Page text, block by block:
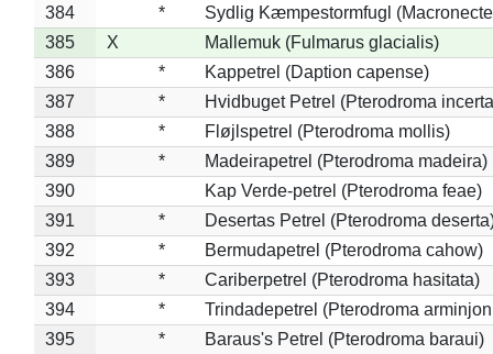
384
*
Sydlig Kæmpestormfugl
385
X
Mallemuk (Fulmarus glacialis)
386
*
Kappetrel (Daption capense)
387
*
Hvidbuget Petrel (Pterodroma
388
*
Fløjlspetrel (Pterodroma mollis)
389
*
Madeirapetrel (Pterodroma madeira)
390
Kap Verde-petrel (Pterodroma feae)
391
*
Desertas Petrel (Pterodroma
392
*
Bermudapetrel (Pterodroma cahow)
393
*
Cariberpetrel (Pterodroma hasitata)
394
*
Trindadepetrel (Pterodroma
395
*
Baraus's Petrel (Pterodroma baraui)